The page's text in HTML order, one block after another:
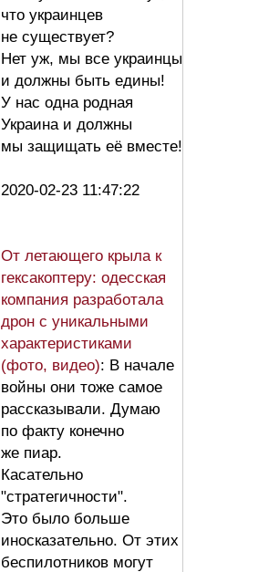
что украинцев
не существует?
Нет уж, мы все украинцы
и должны быть едины!
У нас одна родная
Украина и должны
мы защищать её вместе!
2020-02-23 11:47:22
От летающего крыла к
гексакоптеру: одесская
компания разработала
дрон с уникальными
характеристиками
(фото, видео): В начале
войны они тоже самое
рассказывали. Думаю
по факту конечно
же пиар.
Касательно
"стратегичности".
Это было больше
иносказательно. От этих
беспилотников могут